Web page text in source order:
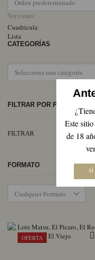
Este
de 18
SÍ
Ver como:
Cuadrícula
Lista
CATEGORÍAS
FILTRAR POR PRECIO
FILTRAR
FORMATO
OFERTA